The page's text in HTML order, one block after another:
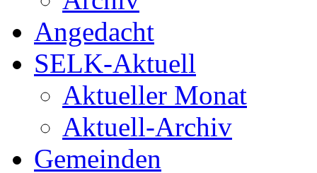
Angedacht
SELK-Aktuell
Aktueller Monat
Aktuell-Archiv
Gemeinden